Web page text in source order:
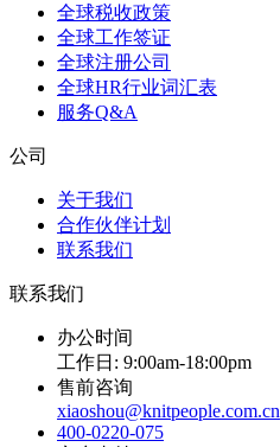
全球税收政策
全球工作签证
全球注册公司
全球HR行业词汇表
服务Q&A
公司
关于我们
合作伙伴计划
联系我们
联系我们
办公时间
工作日: 9:00am-18:00pm
售前咨询
xiaoshou@knitpeople.com.cn
400-0220-075